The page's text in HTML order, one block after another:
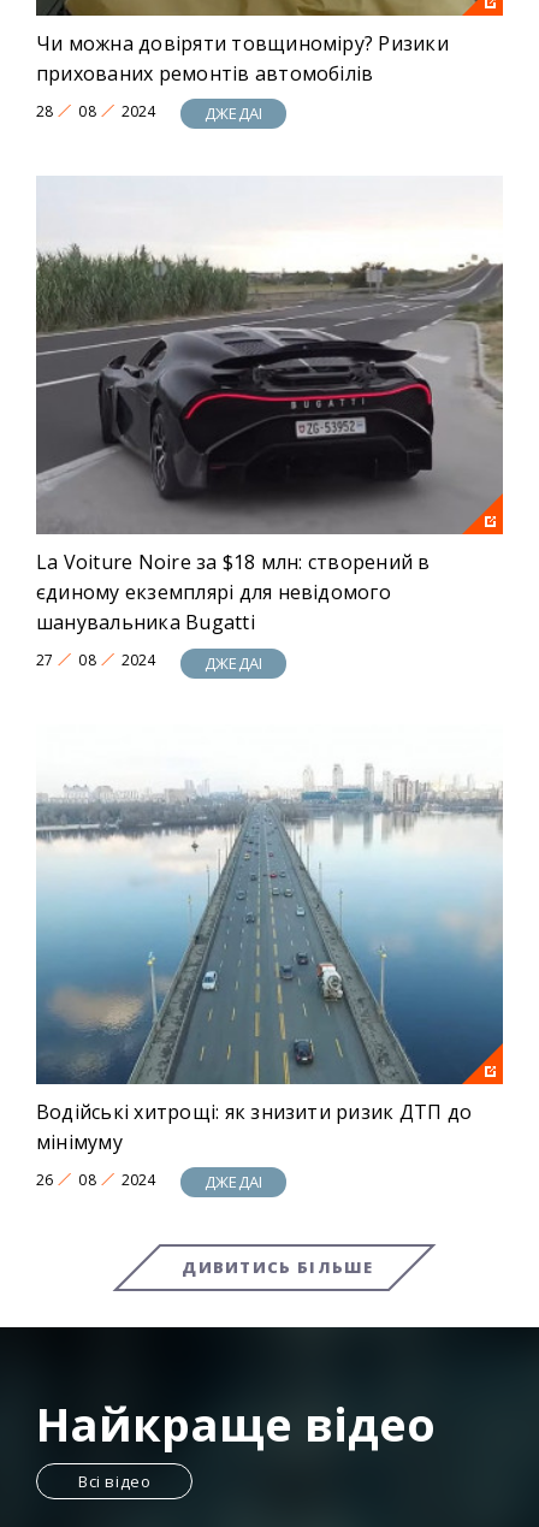
Чи можна довіряти товщиноміру? Ризики
прихованих ремонтів автомобілів
28 08 2024 ДЖЕДАІ
La Voiture Noire за $18 млн: створений в
єдиному екземплярі для невідомого
шанувальника Bugatti
27 08 2024 ДЖЕДАІ
Водійські хитрощі: як знизити ризик ДТП до
мінімуму
26 08 2024 ДЖЕДАІ
ДИВИТИСЬ БІЛЬШЕ
Найкраще відео
Всі відео